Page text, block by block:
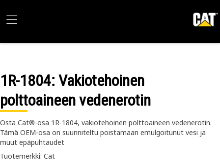
1R-1804: Vakiotehoinen
polttoaineen vedenerotin
Osta Cat®-osa 1R-1804, vakiotehoinen polttoaineen vedenerotin.
Tämä OEM-osa on suunniteltu poistamaan emulgoitunut vesi ja
muut epäpuhtaudet
Tuotemerkki: Cat